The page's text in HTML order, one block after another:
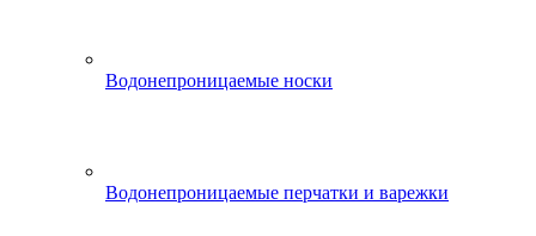
Водонепроницаемые носки
Водонепроницаемые перчатки и варежки